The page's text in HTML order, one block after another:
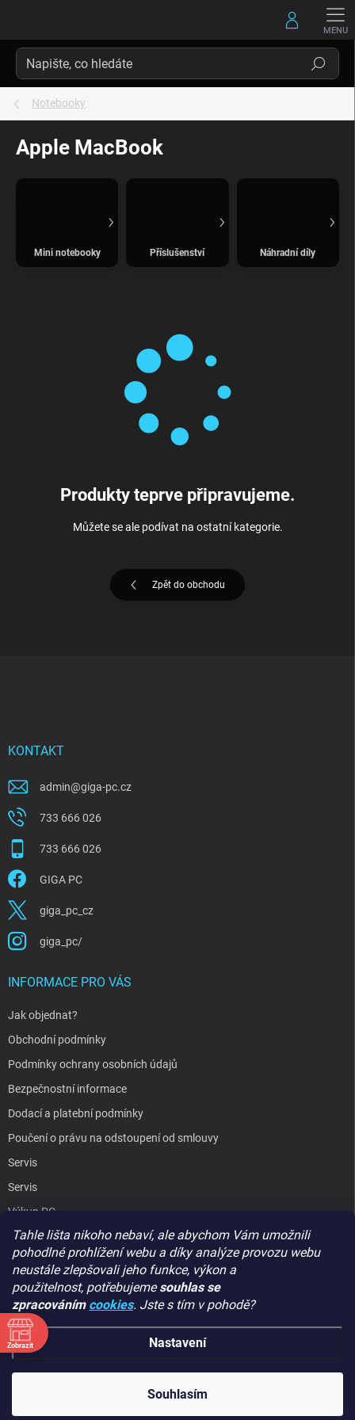
Tahle lišta nikoho nebaví, ale abychom Vám umožnili
pohodlné prohlížení webu a díky analýze provozu webu
neustále zlepšovali jeho funkce, výkon a
použitelnost, potřebujemesouhlas se
zpracováním cookies. Jste s tím v pohodě?
Nastavení
Souhlasím
Hledat
Notebooky
Apple MacBook
Mini notebooky Příslušenství Náhradní díly
Produkty teprve připravujeme.
Můžete se ale podívat na ostatní kategorie.
Zpět do obchodu
KONTAKT
admin@giga-pc.cz
733 666 026
733 666 026
GIGA PC
giga_pc_cz
giga_pc/
INFORMACE PRO VÁS
Jak objednat?
Obchodní podmínky
Podmínky ochrany osobních údajů
Bezpečnostní informace
Dodací a platební podmínky
Poučení o právu na odstoupení od smlouvy
Servis
Servis
Výkup PC
Kopírování / laminování
Hodnocení obchodu
GIGA PC
GIGA PC. Všechna práva vyhrazena.
Zobrazit